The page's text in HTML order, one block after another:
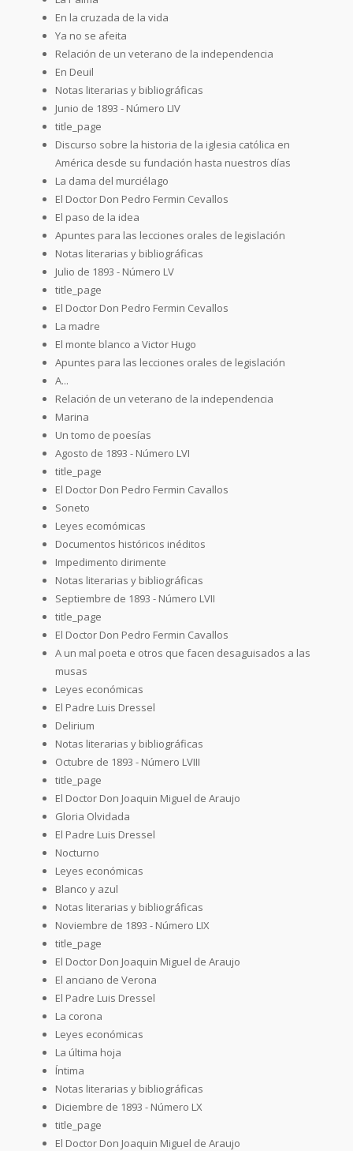
En la cruzada de la vida
Ya no se afeita
Relación de un veterano de la independencia
En Deuil
Notas literarias y bibliográficas
Junio de 1893 - Número LIV
title_page
Discurso sobre la historia de la iglesia católica en
América desde su fundación hasta nuestros días
La dama del murciélago
El Doctor Don Pedro Fermin Cevallos
El paso de la idea
Apuntes para las lecciones orales de legislación
Notas literarias y bibliográficas
Julio de 1893 - Número LV
title_page
El Doctor Don Pedro Fermin Cevallos
La madre
El monte blanco a Victor Hugo
Apuntes para las lecciones orales de legislación
A...
Relación de un veterano de la independencia
Marina
Un tomo de poesías
Agosto de 1893 - Número LVI
title_page
El Doctor Don Pedro Fermin Cavallos
Soneto
Leyes ecomómicas
Documentos históricos inéditos
Impedimento dirimente
Notas literarias y bibliográficas
Septiembre de 1893 - Número LVII
title_page
El Doctor Don Pedro Fermin Cavallos
A un mal poeta e otros que facen desaguisados a las
musas
Leyes económicas
El Padre Luis Dressel
Delirium
Notas literarias y bibliográficas
Octubre de 1893 - Número LVIII
title_page
El Doctor Don Joaquin Miguel de Araujo
Gloria Olvidada
El Padre Luis Dressel
Nocturno
Leyes económicas
Blanco y azul
Notas literarias y bibliográficas
Noviembre de 1893 - Número LIX
title_page
El Doctor Don Joaquin Miguel de Araujo
El anciano de Verona
El Padre Luis Dressel
La corona
Leyes económicas
La última hoja
Íntima
Notas literarias y bibliográficas
Diciembre de 1893 - Número LX
title_page
El Doctor Don Joaquin Miguel de Araujo